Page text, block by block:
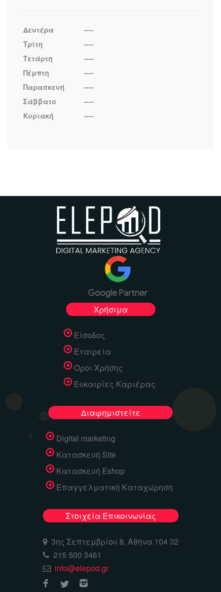
Δευτέρα
----
Τρίτη
----
Τετάρτη
----
Πέμπτη
----
Παρασκευή
----
Σάββατο
----
Κυριακή
----
Χρήσιμα
Είσοδος
Εταιρεία
Όροι Χρήσης
Ευκαιρίες Καριέρας
Διαφημιστείτε
Digital marketing
Κατασκευή Site
Κατασκευή Eshop
Επαγγελματική Καταχώρηση
Στοιχεία Επικοινωνίας
3ης Σεπτεμβρίου 8, Αθήνα 104 32
215 500 3461
info@elepod.gr